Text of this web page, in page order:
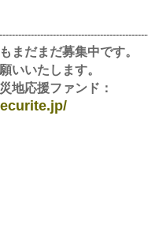
まだまだ募集中です。
いいたします。
地応援ファンド：